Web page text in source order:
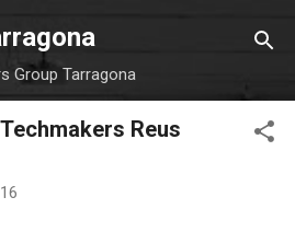
principal
Group Tarragona
Reus